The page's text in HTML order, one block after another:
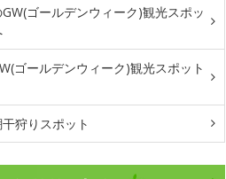
ゴールデンウィーク)観光スポッ
ゴールデンウィーク)観光スポット
狩りスポット